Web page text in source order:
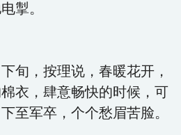
掣。
旬，按理说，春暖花开，
衣，肆意畅快的时候，可
至军卒，个个愁眉苦脸。